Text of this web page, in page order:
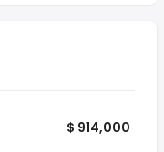
$ 914,000